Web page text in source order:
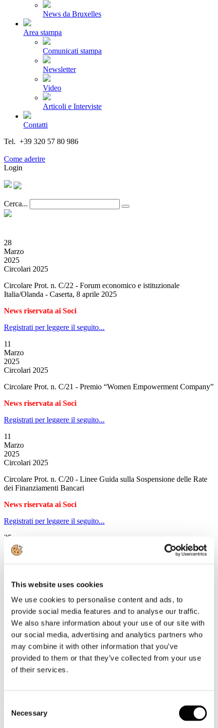
This website uses cookies
We use cookies to personalise content and ads, to
provide social media features and to analyse our traffic.
We also share information about your use of our site with
our social media, advertising and analytics partners who
may combine it with other information that you’ve
provided to them or that they’ve collected from your use
of their services.
Selection
Necessary
News da Bruxelles
Area stampa
Comunicati stampa
Newsletter
Video
Articoli e Interviste
Contatti
Tel. +39 320 57 80 986
Come aderire
Login
Cerca...
28
Marzo
2025
Circolari 2025
Circolare Prot. n. C/22 - Forum economico e istituzionale
Italia/Olanda - Caserta, 8 aprile 2025
News riservata ai Soci
Registrati per leggere il seguito...
11
Marzo
2025
Circolari 2025
Circolare Prot. n. C/21 - Premio “Women Empowerment Company”
News riservata ai Soci
Registrati per leggere il seguito...
11
Marzo
2025
Circolari 2025
Circolare Prot. n. C/20 - Linee Guida sulla Sospensione delle Rate
dei Finanziamenti Bancari
News riservata ai Soci
Registrati per leggere il seguito...
25
Febbraio
2025
Circolari 2025
Circolare Prot. n. C/17 - Invito al forum internazionale “Viaggiare in
sicurezza: tutela dei minori e turismo sostenibile” (Roma, 27 marzo
2025)
News riservata ai Soci
Registrati per leggere il seguito...
Febbraio
2025
Circolari 2025
Circolare Prot. n. C/16 - Certificazione parità di genere - apertura
News riservata ai Soci